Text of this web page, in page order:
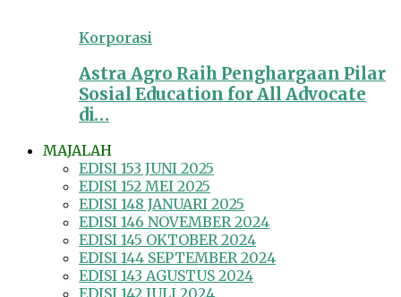
Korporasi
Astra Agro Raih Penghargaan Pilar
Sosial Education for All Advocate
di…
MAJALAH
EDISI 153 JUNI 2025
EDISI 152 MEI 2025
EDISI 148 JANUARI 2025
EDISI 146 NOVEMBER 2024
EDISI 145 OKTOBER 2024
EDISI 144 SEPTEMBER 2024
EDISI 143 AGUSTUS 2024